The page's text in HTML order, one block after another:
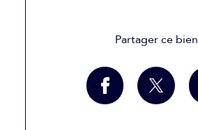
Partager ce bien